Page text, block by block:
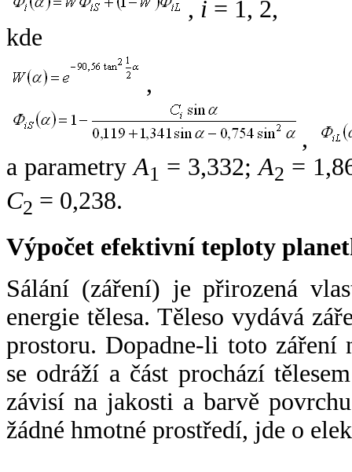
, i = 1, 2,
kde
,
,
a parametryA1 = 3,332;A2 =
C2 = 0,238.
Výpočet efektivní teploty
Sálání (záření) je přirozená
energie tělesa. Těleso vydává
prostoru. Dopadne-li toto záření
se odráží a část prochází
závisí na jakosti a barvě
žádné hmotné prostředí, jde o